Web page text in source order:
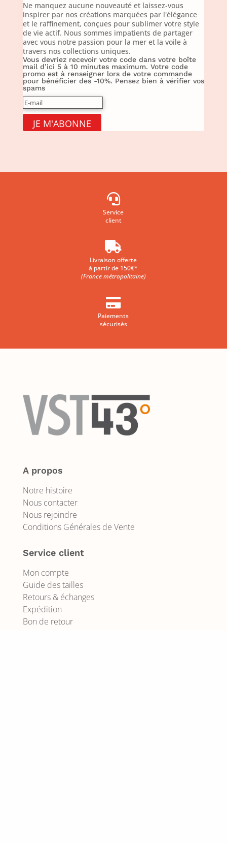
Ne manquez aucune nouveauté et laissez-vous
inspirer par nos créations marquées par l'élégance
et le raffinement, conçues pour sublimer votre style
de vie actif. Nous sommes impatients de partager
avec vous notre passion pour la mer et la voile à
travers nos collections uniques.
Vous devriez recevoir votre code dans votre boîte
mail d’ici 5 à 10 minutes maximum. Votre code
promo est à renseigner lors de votre commande
pour bénéficier des -10%. Pensez bien à vérifier vos
spams
JE M'ABONNE

Service
client

Livraison offerte
à partir de 150€*
(France métropolitaine)

Paiements
sécurisés
A propos
Notre histoire
Nous contacter
Nous rejoindre
Conditions Générales de Vente
Service client
Mon compte
Guide des tailles
Retours & échanges
Expédition
Bon de retour